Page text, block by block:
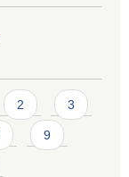
2 3
9